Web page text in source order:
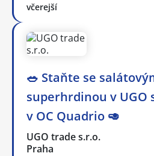
včerejší
🥗 Staňte se
superhrdinou v UGO
v OC Quadrio 🥑
UGO trade s.r.o.
Praha